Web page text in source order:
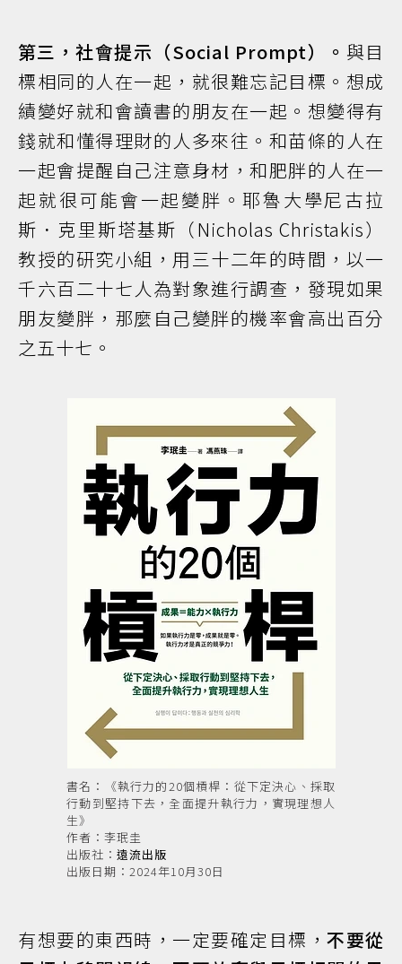
第三，社會提示（Social Prompt）。 與目
標相同的人在一起，就很難忘記目標。想成
績變好就和會讀書的朋友在一起。想變得有
錢就和懂得理財的人多來往。和苗條的人在
一起會提醒自己注意身材，和肥胖的人在一
起就很可能會一起變胖。耶魯大學尼古拉
斯．克里斯塔基斯（Nicholas Christakis）
教授的研究小組，用三十二年的時間，以一
千六百二十七人為對象進行調查，發現如果
朋友變胖，那麼自己變胖的機率會高出百分
之五十七。
書名：《執行力的20個槓桿：從下定決心、採取
行動到堅持下去，全面提升執行力，實現理想人
生》
作者：李珉圭
出版社： 遠流出版
出版日期：2024年10月30日
有想要的東西時，一定要確定目標， 不要從